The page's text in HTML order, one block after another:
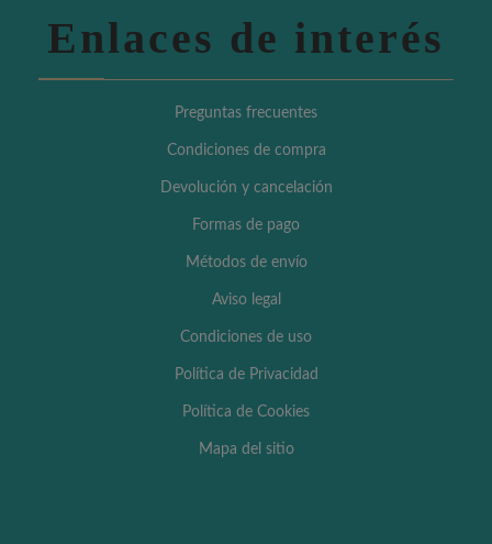
Enlaces de interés
Preguntas frecuentes
Condiciones de compra
Devolución y cancelación
Formas de pago
Métodos de envío
Aviso legal
Condiciones de uso
Política de Privacidad
Política de Cookies
Mapa del sitio